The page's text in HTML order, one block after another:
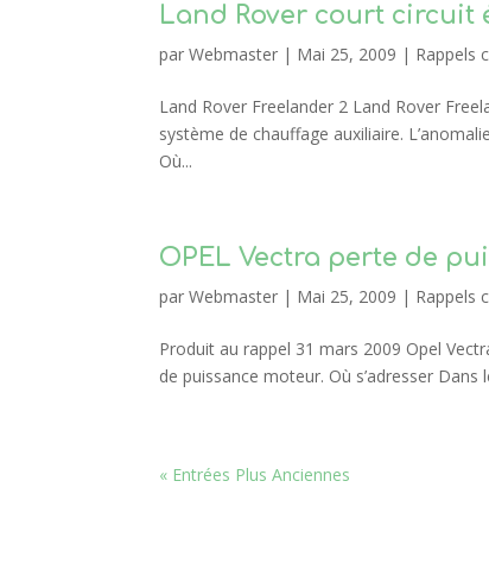
Land Rover court
parWebmaster | Mai 25, 2009 | Rappels
Land Rover Freelander 2 Land Rover
système de chauffage auxiliaire.
Où...
OPEL Vectra perte de
parWebmaster | Mai 25, 2009 | Rappels
Produit au rappel 31 mars 2009 Opel
de puissance moteur. Où s’adresser
« Entrées Plus Anciennes